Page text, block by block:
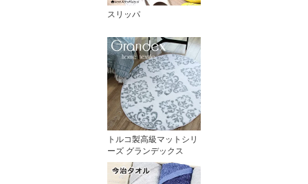
スリッパ
トルコ製高級マットシリ
ーズ グランデックス